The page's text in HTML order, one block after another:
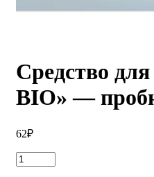
Средство
BIO» —
62₽